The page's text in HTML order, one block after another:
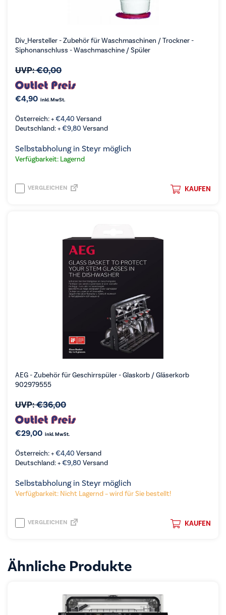
Div_Hersteller - Zubehör für Waschmaschinen / Trockner -
Siphonanschluss - Waschmaschine / Spüler
UVP:€0,00
€4,90 inkl. MwSt.
Österreich: +€4,40 Versand
Deutschland: +€9,80 Versand
Selbstabholung in Steyr möglich
Verfügbarkeit: Lagernd
KAUFEN
VERGLEICHEN
AEG - Zubehör für Geschirrspüler - Glaskorb / Gläserkorb
902979555
UVP:€36,00
€29,00 inkl. MwSt.
Österreich: +€4,40 Versand
Deutschland: +€9,80 Versand
Selbstabholung in Steyr möglich
Verfügbarkeit: Nicht Lagernd – wird für Sie bestellt!
KAUFEN
VERGLEICHEN
Ähnliche Produkte